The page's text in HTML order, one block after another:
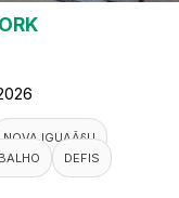
NOVA IGUAÃ§U
DEFIS